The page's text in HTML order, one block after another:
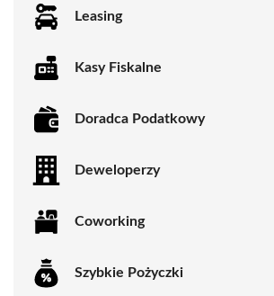
Leasing
Kasy Fiskalne
Doradca Podatkowy
Deweloperzy
Coworking
Szybkie Pożyczki